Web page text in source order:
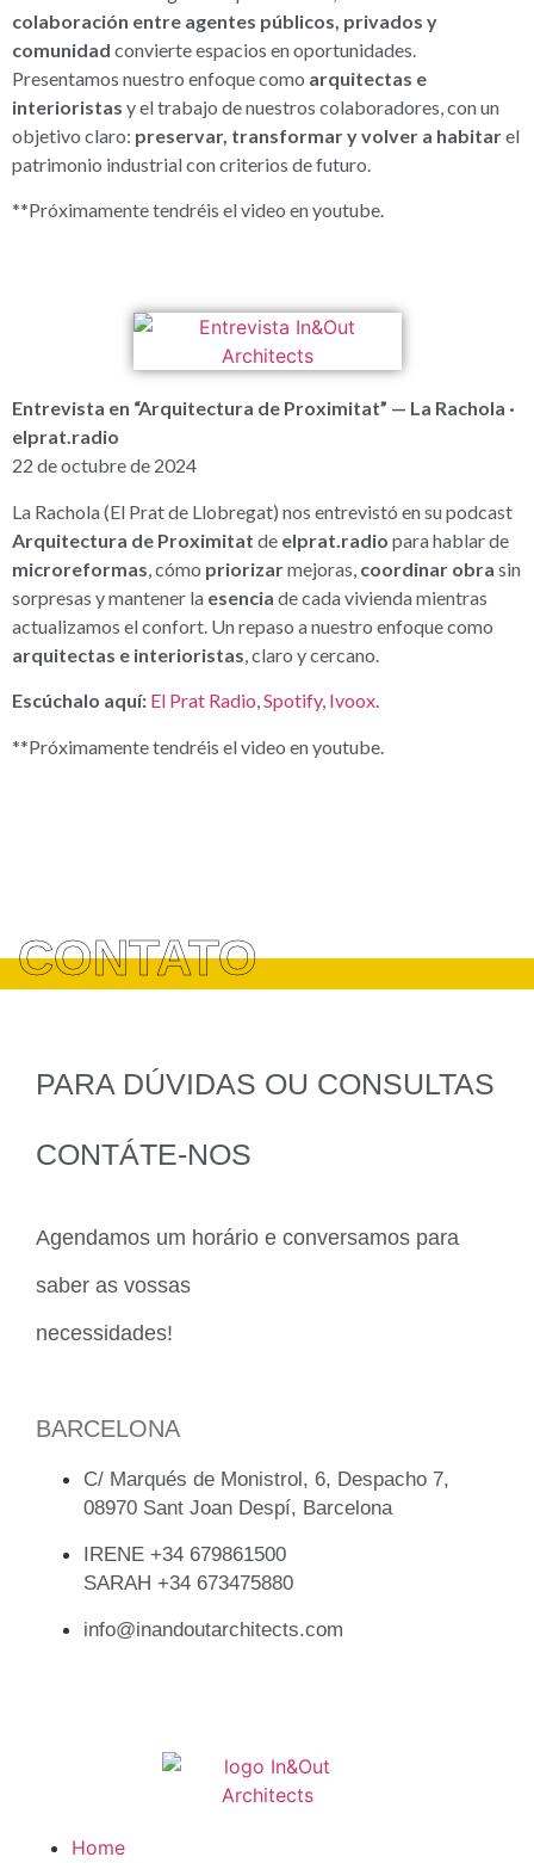
colaboración entre agentes públicos, privados y
comunidad convierte espacios en oportunidades.
Presentamos nuestro enfoque como arquitectas e
interioristas y el trabajo de nuestros colaboradores, con un
objetivo claro: preservar, transformar y volver a habitarel
patrimonio industrial con criterios de futuro.
**Próximamente tendréis el video en youtube.
Entrevista en “Arquitectura de Proximitat” — La Rachola ·
elprat.radio
22 de octubre de 2024
La Rachola (El Prat de Llobregat) nos entrevistó en su podcast
Arquitectura de Proximitat de elprat.radio para hablar de
microreformas, cómo priorizarmejoras, coordinar obra sin
sorpresas y mantener la esencia de cada vivienda mientras
actualizamos el confort. Un repaso a nuestro enfoque como
arquitectas e interioristas, claro y cercano.
Escúchalo aquí: El Prat Radio,Spotify, Ivoox.
**Próximamente tendréis el video en youtube.
CONTATO
PARA DÚVIDAS OU CONSULTAS
CONTÁTE-NOS
Agendamos um horário e conversamos para
saber as vossas
necessidades!
BARCELONA
C/ Marqués de Monistrol, 6, Despacho 7,
08970 Sant Joan Despí, Barcelona
IRENE +34 679861500
SARAH +34 673475880
info@inandoutarchitects.com
Home